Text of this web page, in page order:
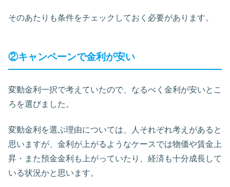
そのあたりも条件をチェックしておく必要があります。
②キャンペーンで金利が安い
変動金利一択で考えていたので、なるべく金利が安いとこ
ろを選びました。
変動金利を選ぶ理由については、人それぞれ考えがあると
思いますが、金利が上がるようなケースでは物価や賃金上
昇・また預金金利も上がっていたり、経済も十分成長して
いる状況かと思います。